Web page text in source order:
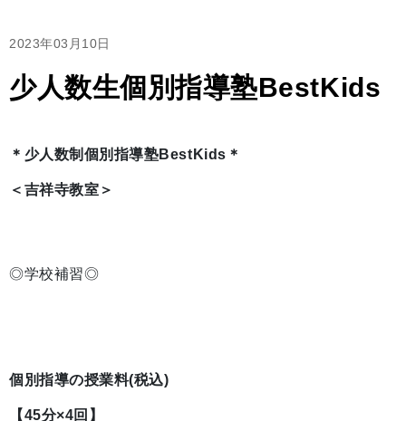
2023年03月10日
少人数生個別指導塾BestKids
＊少人数制個別指導塾BestKids＊
＜吉祥寺教室＞
◎学校補習◎
個別指導の授業料(税込)
【45分×4回】